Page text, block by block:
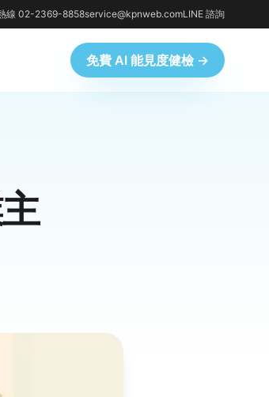
線 02-2369-8858service@kpnweb.comLINE 諮詢
免費 AI 能見度健檢 →